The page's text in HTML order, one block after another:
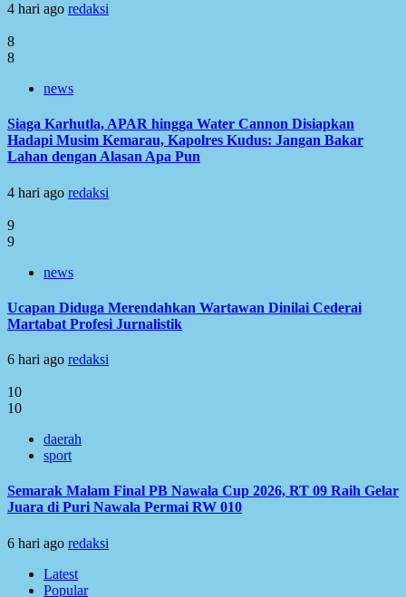
4 hari ago redaksi
8
8
news
Siaga Karhutla, APAR hingga Water Cannon Disiapkan
Hadapi Musim Kemarau, Kapolres Kudus: Jangan Bakar
Lahan dengan Alasan Apa Pun
4 hari ago redaksi
9
9
news
Ucapan Diduga Merendahkan Wartawan Dinilai Cederai
Martabat Profesi Jurnalistik
6 hari ago redaksi
10
10
daerah
sport
Semarak Malam Final PB Nawala Cup 2026, RT 09 Raih Gelar
Juara di Puri Nawala Permai RW 010
6 hari ago redaksi
Latest
Popular